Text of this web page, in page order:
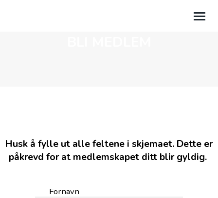
Husk å fylle ut alle feltene i skjemaet. Dette er
påkrevd for at medlemskapet ditt blir gyldig.
Fornavn